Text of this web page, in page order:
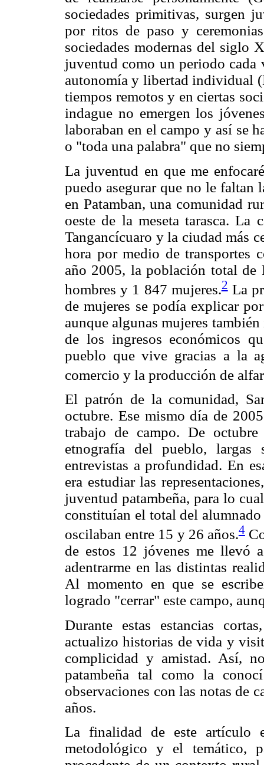
sociedades primitivas, surgen
por ritos de paso y
sociedades modernas del siglo
juventud como un periodo
autonomía y libertad individual
tiempos remotos y en ciertas
indague no emergen los
laboraban en el campo y así se
o "toda una palabra" que no
La juventud en que me
puedo asegurar que no le faltan
en Patamban, una comunidad
oeste de la meseta tarasca. La
Tangancícuaro y la ciudad más
hora por medio de transportes
año 2005, la población total de
hombres y 1 847 mujeres.2La
de mujeres se podía explicar
aunque algunas mujeres
de los ingresos económicos
pueblo que vive gracias a la
comercio y la producción de
El patrón de la comunidad,
octubre. Ese mismo día de
trabajo de campo. De
etnografía del pueblo, largas
entrevistas a profundidad. En
era estudiar las
juventud patambeña, para lo
constituían el total del
oscilaban entre 15 y 26 años.4
de estos 12 jóvenes me llevó
adentrarme en las distintas
Al momento en que se
logrado "cerrar" este campo,
Durante estas estancias
actualizo historias de vida y
complicidad y amistad. Así,
patambeña tal como la
observaciones con las notas de
años.
La finalidad de este artículo
metodológico y el temático,